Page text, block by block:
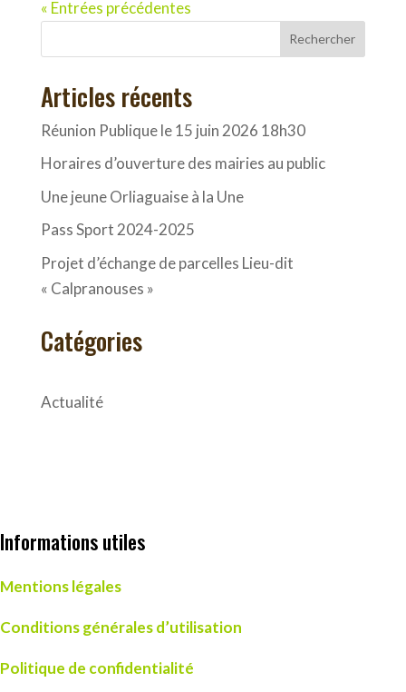
« Entrées précédentes
Rechercher
Articles récents
Réunion Publique le 15 juin 2026 18h30
Horaires d’ouverture des mairies au public
Une jeune Orliaguaise à la Une
Pass Sport 2024-2025
Projet d’échange de parcelles Lieu-dit
« Calpranouses »
Catégories
Actualité
Informations utiles
Mentions légales
Conditions générales d’utilisation
Politique de confidentialité